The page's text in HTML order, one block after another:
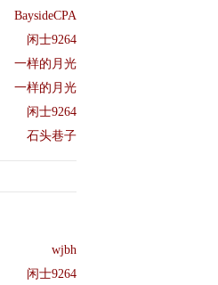
BaysideCPA
闲士9264
一样的月光
一样的月光
闲士9264
石头巷子
wjbh
闲士9264